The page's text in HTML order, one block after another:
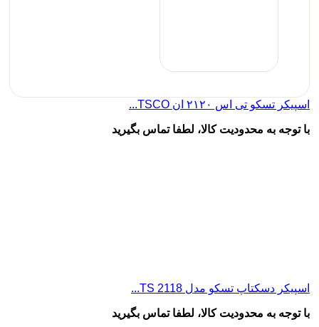
اسپیکر تسکو تی اس ۲۱۲۰ ان TSCO...
با توجه به محدودیت کالا، لطفا تماس بگیرید
اسپیکر دسکتاپ تسکو مدل TS 2118...
با توجه به محدودیت کالا، لطفا تماس بگیرید